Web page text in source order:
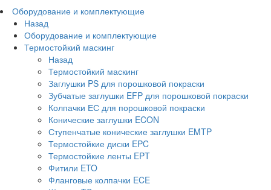
Оборудование и комплектующие
Назад
Оборудование и комплектующие
Термостойкий маскинг
Назад
Термостойкий маскинг
Заглушки PS для порошковой покраски
Зубчатые заглушки EFP для порошковой покраски
Колпачки ЕС для порошковой покраски
Конические заглушки ECON
Ступенчатые конические заглушки EMTP
Термостойкие диски EPC
Термостойкие ленты EPT
Фитили ETO
Фланговые колпачки ECE